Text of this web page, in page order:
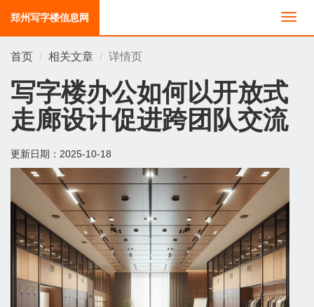
切
换
郑州写字楼信息网
首页 相关文章 详情页
写字楼办公如何以开放式
走廊设计促进跨团队交流
更新日期： 2025-10-18